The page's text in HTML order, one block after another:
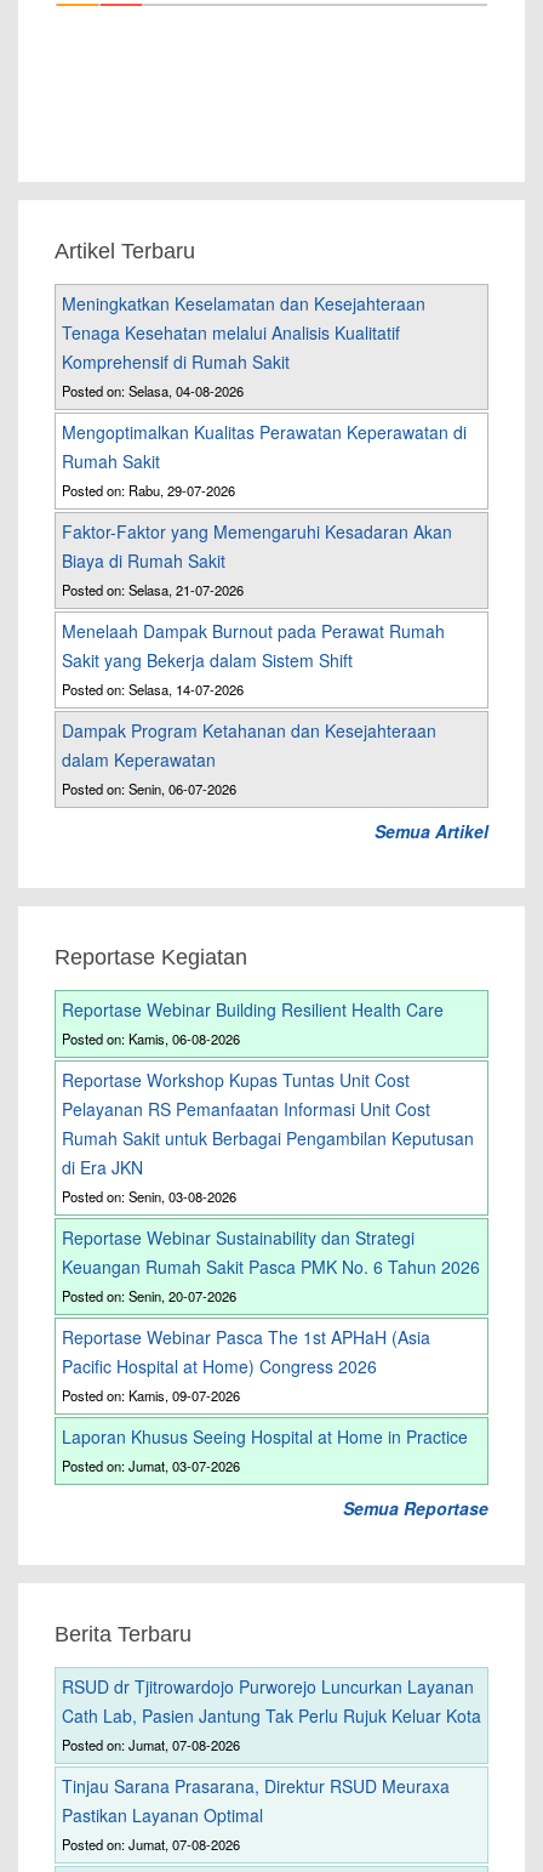
Artikel Terbaru
Meningkatkan Keselamatan dan Kesejahteraan
Tenaga Kesehatan melalui Analisis Kualitatif
Komprehensif di Rumah Sakit
Posted on: Selasa, 04-08-2026
Mengoptimalkan Kualitas Perawatan Keperawatan di
Rumah Sakit
Posted on: Rabu, 29-07-2026
Faktor-Faktor yang Memengaruhi Kesadaran Akan
Biaya di Rumah Sakit
Posted on: Selasa, 21-07-2026
Menelaah Dampak Burnout pada Perawat Rumah
Sakit yang Bekerja dalam Sistem Shift
Posted on: Selasa, 14-07-2026
Dampak Program Ketahanan dan Kesejahteraan
dalam Keperawatan
Posted on: Senin, 06-07-2026
Semua Artikel
Reportase Kegiatan
Reportase Webinar Building Resilient Health Care
Posted on: Kamis, 06-08-2026
Reportase Workshop Kupas Tuntas Unit Cost
Pelayanan RS Pemanfaatan Informasi Unit Cost
Rumah Sakit untuk Berbagai Pengambilan Keputusan
di Era JKN
Posted on: Senin, 03-08-2026
Reportase Webinar Sustainability dan Strategi
Keuangan Rumah Sakit Pasca PMK No. 6 Tahun 2026
Posted on: Senin, 20-07-2026
Reportase Webinar Pasca The 1st APHaH (Asia
Pacific Hospital at Home) Congress 2026
Posted on: Kamis, 09-07-2026
Laporan Khusus Seeing Hospital at Home in Practice
Posted on: Jumat, 03-07-2026
Semua Reportase
Berita Terbaru
RSUD dr Tjitrowardojo Purworejo Luncurkan Layanan
Cath Lab, Pasien Jantung Tak Perlu Rujuk Keluar Kota
Posted on: Jumat, 07-08-2026
Tinjau Sarana Prasarana, Direktur RSUD Meuraxa
Pastikan Layanan Optimal
Posted on: Jumat, 07-08-2026